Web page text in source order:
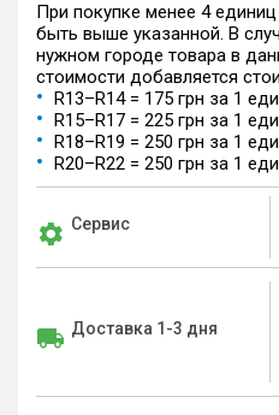
При покупке менее 4
быть выше указанной. В
нужном городе товара в
стоимости добавляется
R13–R14 = 175 грн за 1
R15–R17 = 225 грн за 1
R18–R19 = 250 грн за 1
R20–R22 = 250 грн за 1
Сервис
Доставка 1-3 дня